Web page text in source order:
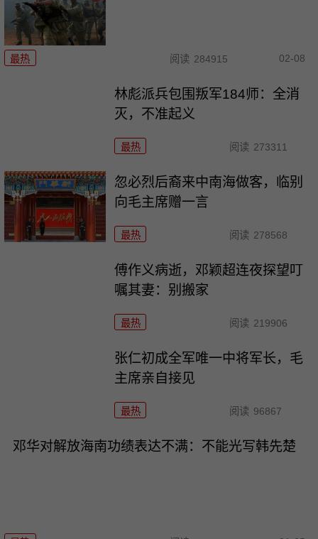
最热 阅读 284915 02-08
林彪派兵包围叛军184师：全消
灭，不准起义
最热 阅读 273311
忽必烈后裔来中南海做客，临别
向毛主席赠一言
最热 阅读 278568
傅作义病逝，邓颖超连夜探望叮
嘱其妻：别搬家
最热 阅读 219906
张仁初成全军唯一中将军长，毛
主席亲自接见
最热 阅读 96867
邓华对解放海南功绩表达不满：不能光写韩先楚